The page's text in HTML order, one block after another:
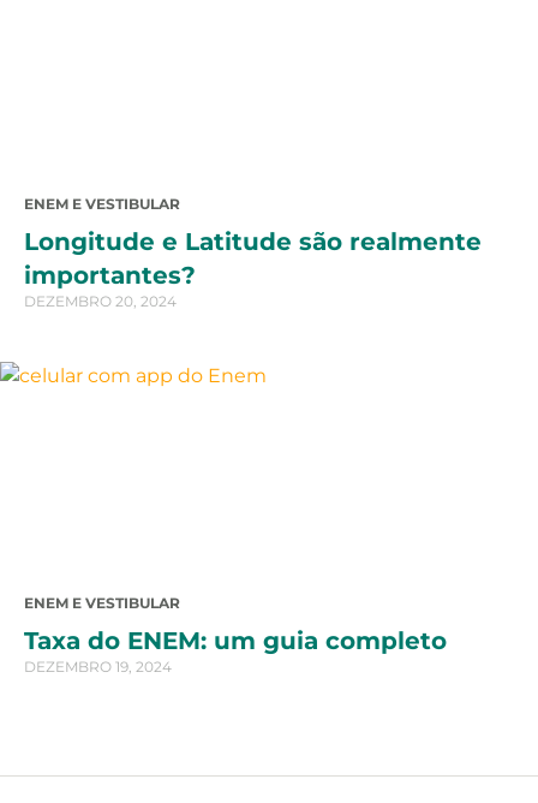
ENEM E VESTIBULAR
Longitude e Latitude são realmente
importantes?
DEZEMBRO 20, 2024
ENEM E VESTIBULAR
Taxa do ENEM: um guia completo
DEZEMBRO 19, 2024